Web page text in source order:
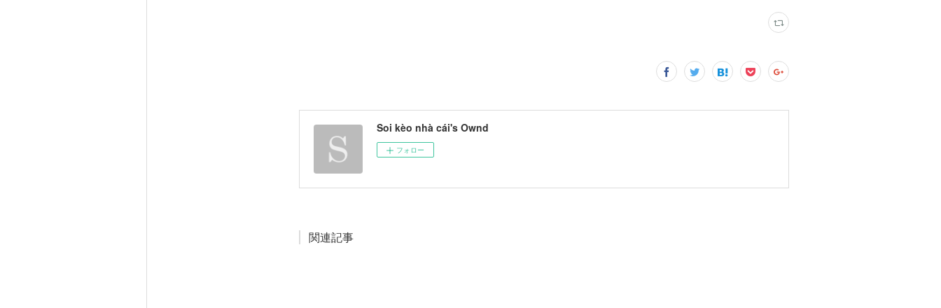
Soi kèo nhà cái's Ownd
フォロー
関連記事